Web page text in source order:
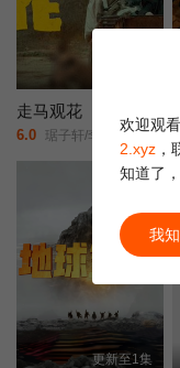
走马观花
6.0 琚子轩/李聪/张越宁/高深/
剧集
更新至1集
欢迎观
2.xyz ，
知道了
我